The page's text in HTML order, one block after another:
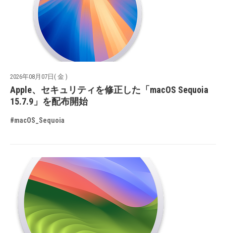
2026年08月07日( 金 )
Apple、セキュリティを修正した「macOS Sequoia
15.7.9」を配布開始
#macOS_Sequoia